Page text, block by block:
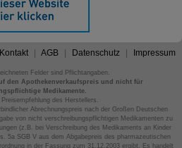
Kontakt AGB Datenschutz Impressum
Felder sind Pflichtangaben.
den Apothekenverkaufspreis und nicht für
Medikamente.
Preisempfehlung des Herstellers.
Abrechnungspreis nach der Großen Deutschen
von nicht verschreibungspflichtigen Medikamenten zu
(z.B. bei Verschreibung des Medikaments an Kinder
5a SGB V aus dem Abgabepreis des pharmazeutischen
in der Fassung zum 31.12.2003 ergibt. Es handelt